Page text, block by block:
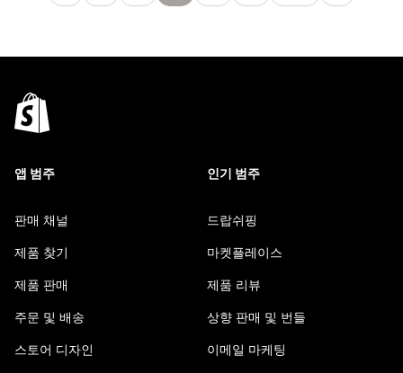
앱 범주
판매 채널
제품 찾기
제품 판매
주문 및 배송
스토어 디자인
인기 범주
드랍쉬핑
마켓플레이스
제품 리뷰
상향 판매 및 번들
이메일 마케팅